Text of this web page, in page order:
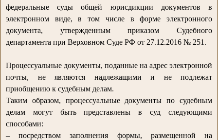
федеральные суды общей юрисдикции документов в
электронном виде, в том числе в форме электронного
документа, утвержденным приказом Судебного
департамента при Верховном Суде РФ от 27.12.2016 № 251.
Процессуальные документы, поданные на адрес электронной
почты, не являются надлежащими и не подлежат
приобщению к судебным делам.
Таким образом, процессуальные документы по судебным
делам могут быть представлены в суд следующими
способами:
– посредством заполнения формы, размещенной на